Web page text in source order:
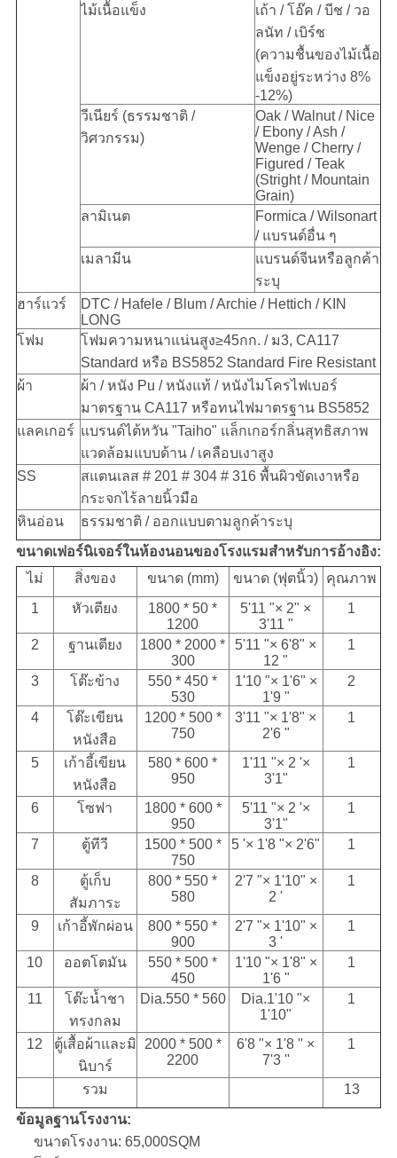
ไม้เนื้อแข็ง
เถ้า / โอ๊ค / บีช / วอ
ลนัท / เบิร์ช
(ความชื้นของไม้เนื้อ
แข็งอยู่ระหว่าง 8%
-12%)
วีเนียร์ (ธรรมชาติ /
วิศวกรรม)
Oak / Walnut / Nice
/ Ebony / Ash /
Wenge / Cherry /
Figured / Teak
(Stright / Mountain
Grain)
ลามิเนต
Formica / Wilsonart
/ แบรนด์อื่น ๆ
เมลามีน
แบรนด์จีนหรือลูกค้า
ระบุ
ฮาร์แวร์
DTC / Hafele / Blum / Archie / Hettich / KIN
LONG
โฟม
โฟมความหนาแน่นสูง≥45กก. / ม3, CA117
Standard หรือ BS5852 Standard Fire Resistant
ผ้า
ผ้า / หนัง Pu / หนังแท้ / หนังไมโครไฟเบอร์
มาตรฐาน CA117 หรือทนไฟมาตรฐาน BS5852
แลคเกอร์ แบรนด์ไต้หวัน "Taiho" แล็กเกอร์กลิ่นสุทธิสภาพ
แวดล้อมแบบด้าน / เคลือบเงาสูง
SS
สแตนเลส # 201 # 304 # 316 พื้นผิวขัดเงาหรือ
กระจกไร้ลายนิ้วมือ
หินอ่อน
ธรรมชาติ / ออกแบบตามลูกค้าระบุ
ขนาดเฟอร์นิเจอร์ในห้องนอนของโรงแรมสำหรับการอ้างอิง:
ไม่
สิ่งของ ขนาด (mm) ขนาด (ฟุตนิ้ว) คุณภาพ
1
หัวเตียง
1800 * 50 *
1200
5'11 "× 2" ×
3'11 "
1
2 ฐานเตียง
1800 * 2000 *
300
5'11 "× 6'8" ×
12 "
1
3 โต๊ะข้าง
550 * 450 *
530
1'10 "× 1'6" ×
1'9 "
2
4
โต๊ะเขียน
หนังสือ
1200 * 500 *
750
3'11 "× 1'8" ×
2'6 "
1
5
เก้าอี้เขียน
หนังสือ
580 * 600 *
950
1'11 "× 2 '×
3'1"
1
6 โซฟา
1800 * 600 *
950
5'11 "× 2 '×
3'1"
1
7 ตู้ทีวี
1500 * 500 *
750
5 '× 1'8 "× 2'6" 1
8
ตู้เก็บ
สัมภาระ
800 * 550 *
580
2'7 "× 1'10" ×
2 '
1
9 เก้าอี้พักผ่อน
800 * 550 *
900
2'7 "× 1'10" ×
3 '
1
10 ออตโตมัน
550 * 500 *
450
1'10 "× 1'8" ×
1'6 "
1
11
โต๊ะน้ำชา
ทรงกลม
Dia.550 * 560
Dia.1'10 "×
1'10"
1
12
ตู้เสื้อผ้าและมิ
นิบาร์
2000 * 500 *
2200
6'8 "× 1'8 '' ×
7'3 ''
1
รวม
13
ข้อมูลฐานโรงงาน:
ขนาดโรงงาน: 65,000SQM